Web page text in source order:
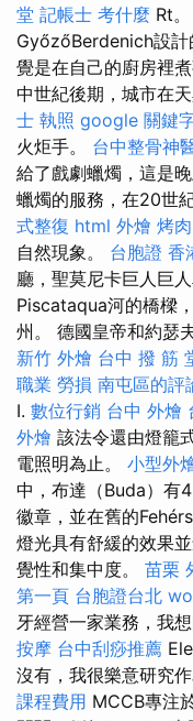
堂 記帳士 考什麼 Rt。
GyőzőBerdenich設計
覺是在自己的廚房裡煮
中世紀後期，城市在
士 執照 google 關鍵
火炬手。 台中整骨神
給了戲劇蠟燭，這是
蠟燭的服務，在20世
式整復 html 外燴 烤肉
自然現象。 台胞證 香
廳，聖莫尼卡巨人巨
Piscataqua河的橋樑
州。 德國皇帝和約瑟
新竹 外燴 台中 撥 筋
職業 勞損 南屯區的評
I. 數位行銷 台中 外燴
外燴 該法令還由燈籠
電照明為止。 小型外
中，布達（Buda）有
徽章，並在舊的
燈光具有舒緩的效果
覺性和集中度。 苗栗
第一頁 台胞證台北
牙經營一家業務，我
按摩 台中刮痧推薦
沒有，我很樂意研究
課程費用 MCCB專注